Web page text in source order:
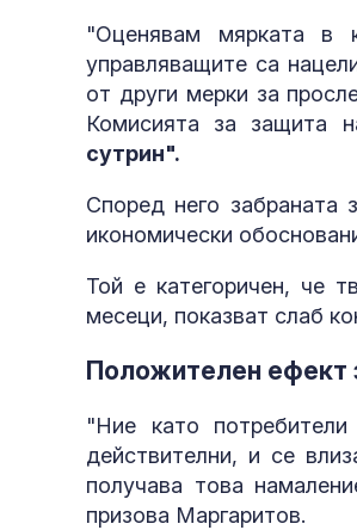
"Оценявам мярката в
управляващите са
от други мерки за
Комисията за защита
сутрин".
Според него
икономически
Той е категоричен, че
месеци, показват слаб
Положителен ефект
"Ние като
действителни, и се
получава това
призова Маргаритов.